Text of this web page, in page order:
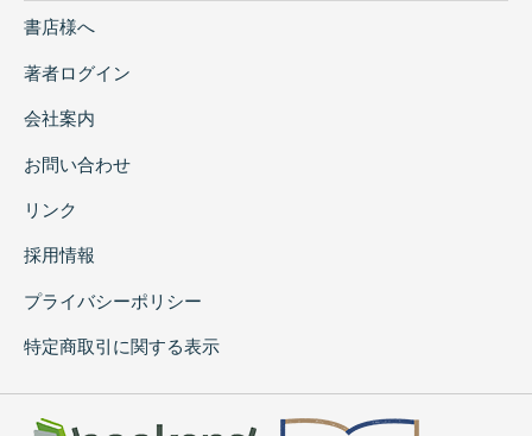
書店様へ
著者ログイン
会社案内
お問い合わせ
リンク
採用情報
プライバシーポリシー
特定商取引に関する表示